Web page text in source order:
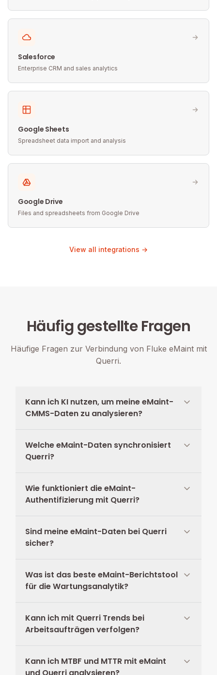
Salesforce
Enterprise CRM and sales analytics
Google Sheets
Spreadsheet data import and analysis
Google Drive
Files and spreadsheets from Google Drive
View all integrations →
Häufig gestellte Fragen
Häufige Fragen zur Verbindung von Fluke eMaint mit
Querri.
Kann ich KI nutzen, um meine eMaint-
CMMS-Daten zu analysieren?
Welche eMaint-Daten synchronisiert
Querri?
Wie funktioniert die eMaint-
Authentifizierung mit Querri?
Sind meine eMaint-Daten bei Querri
sicher?
Was ist das beste eMaint-Berichtstool
für die Wartungsanalytik?
Kann ich mit Querri Trends bei
Arbeitsaufträgen verfolgen?
Kann ich MTBF und MTTR mit eMaint